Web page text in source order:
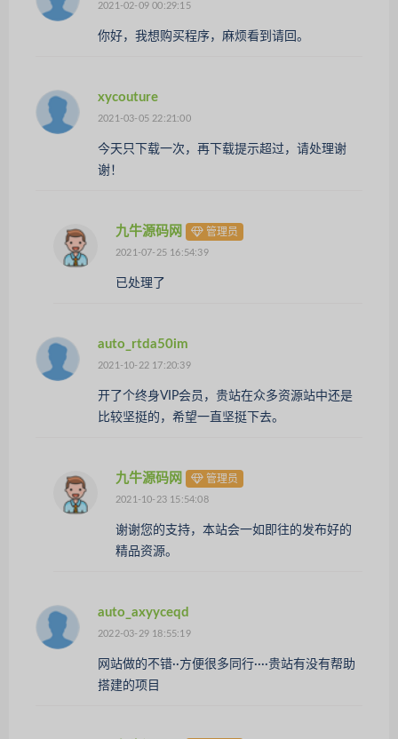
2021-02-09 00:29:15
你好，我想购买程序，麻烦看到请回。
xycouture
2021-03-05 22:21:00
今天只下载一次，再下载提示超过，请处理谢
谢！
九牛源码网 管理员
2021-07-25 16:54:39
已处理了
auto_rtda50im
2021-10-22 17:20:39
开了个终身VIP会员，贵站在众多资源站中还是
比较坚挺的，希望一直坚挺下去。
九牛源码网 管理员
2021-10-23 15:54:08
谢谢您的支持，本站会一如即往的发布好的
精品资源。
auto_axyyceqd
2022-03-29 18:55:19
网站做的不错··方便很多同行····贵站有没有帮助
搭建的项目